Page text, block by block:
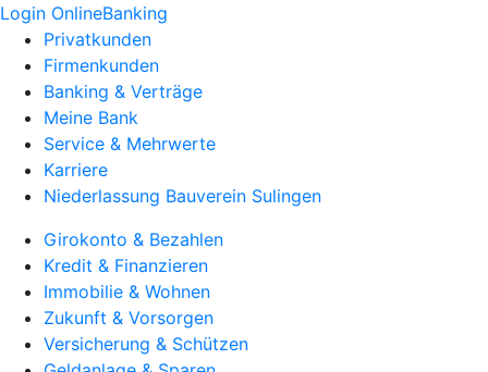
Login OnlineBanking
Privatkunden
Firmenkunden
Banking & Verträge
Meine Bank
Service & Mehrwerte
Karriere
Niederlassung Bauverein Sulingen
Girokonto & Bezahlen
Kredit & Finanzieren
Immobilie & Wohnen
Zukunft & Vorsorgen
Versicherung & Schützen